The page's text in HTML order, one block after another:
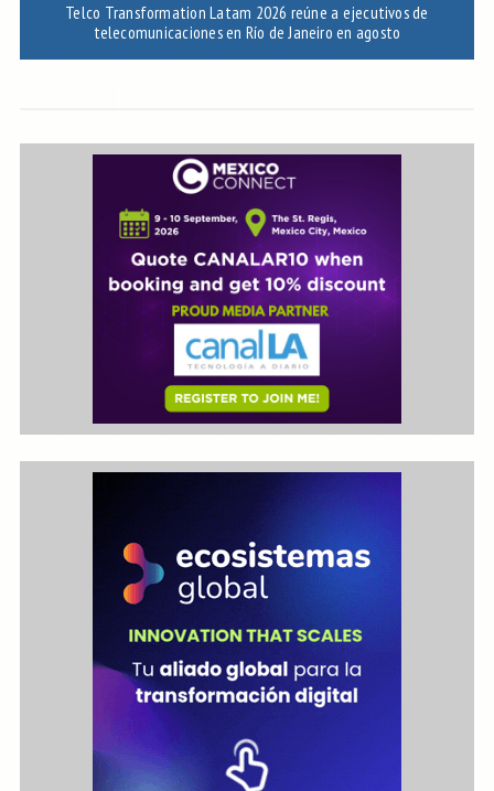
Telco Transformation Latam 2026 reúne a ejecutivos de
telecomunicaciones en Río de Janeiro en agosto